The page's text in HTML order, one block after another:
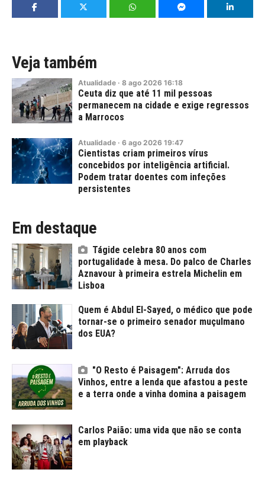
Veja também
Atualidade · 8 ago 2026 16:18
Ceuta diz que até 11 mil pessoas
permanecem na cidade e exige regressos
a Marrocos
Atualidade · 6 ago 2026 19:47
Cientistas criam primeiros vírus
concebidos por inteligência artificial.
Podem tratar doentes com infeções
persistentes
Em destaque
Tágide celebra 80 anos com
portugalidade à mesa. Do palco de Charles
Aznavour à primeira estrela Michelin em
Lisboa
Quem é Abdul El-Sayed, o médico que pode
tornar-se o primeiro senador muçulmano
dos EUA?
"O Resto é Paisagem": Arruda dos
Vinhos, entre a lenda que afastou a peste
e a terra onde a vinha domina a paisagem
Carlos Paião: uma vida que não se conta
em playback